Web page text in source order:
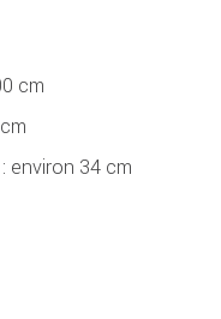
cm
environ 34 cm